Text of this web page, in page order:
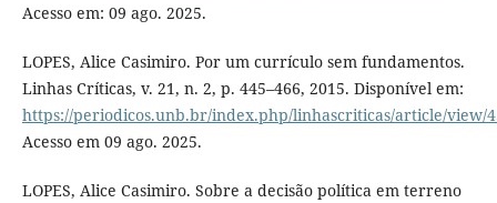
Acesso em: 09 ago. 2025.
LOPES, Alice Casimiro. Por um currículo sem fundamentos.
Linhas Críticas, v. 21, n. 2, p. 445–466, 2015. Disponível em:
https://periodicos.unb.br/index.php/linhascriticas/article/view/
Acesso em 09 ago. 2025.
LOPES, Alice Casimiro. Sobre a decisão política em terreno